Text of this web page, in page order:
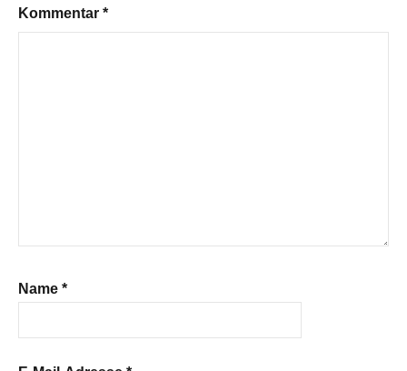
Kommentar *
Name *